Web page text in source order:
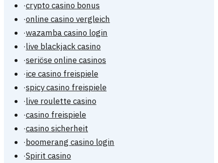
·crypto casino bonus
·online casino vergleich
·wazamba casino login
·live blackjack casino
·seriöse online casinos
·ice casino freispiele
·spicy casino freispiele
·live roulette casino
·casino freispiele
·casino sicherheit
·boomerang casino login
·Spirit casino